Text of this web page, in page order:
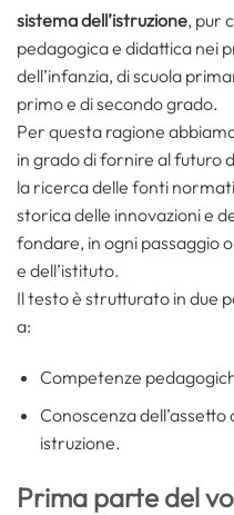
sistema dell’istruzione, pur
pedagogica e didattica nei
dell’infanzia, di scuola
primo e di secondo grado.
Per questa ragione
in grado di fornire al futuro
la ricerca delle fonti
storica delle innovazioni e
fondare, in ogni passaggio
e dell’istituto.
Il testo è strutturato in due
a:
Competenze
Conoscenza
istruzione.
Prima parte del